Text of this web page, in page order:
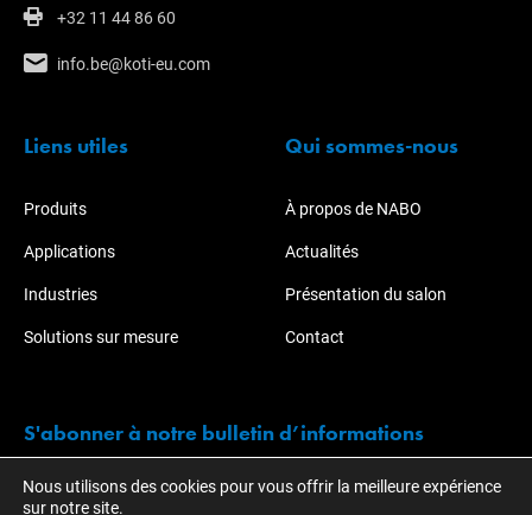
+32 11 44 86 60
info.be@koti-eu.com
Liens utiles
Produits
Applications
Industries
Solutions sur mesure
Qui sommes-nous
À propos de NABO
Actualités
Présentation du salon
Contact
S'abonner à notre bulletin d’informations
Restez informé des actions et développements de KOTI.
Nous utilisons des cookies pour vous offrir la meilleure expérience
sur notre site.